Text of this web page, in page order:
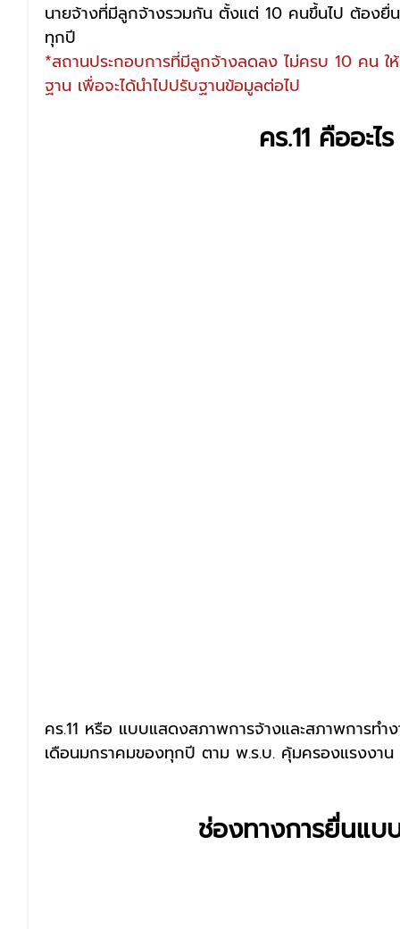
นายจ้างที่มีลูกจ้างรวมกัน ตั้งแต่ 10 คนขึ้นไป ต้องยื่น
ทุกปี
*สถานประกอบการที่มีลูกจ้างลดลง ไม่ครบ 10 คน
ฐาน เพื่อจะได้นำไปปรับฐานข้อมูลต่อไป
คร.11 คืออะไร
คร.11 หรือ แบบแสดงสภาพการจ้างและสภาพการทำ
เดือนมกราคมของทุกปี ตาม พ.ร.บ. คุ้มครองแรงงาน
ช่องทางการยื่นแบ